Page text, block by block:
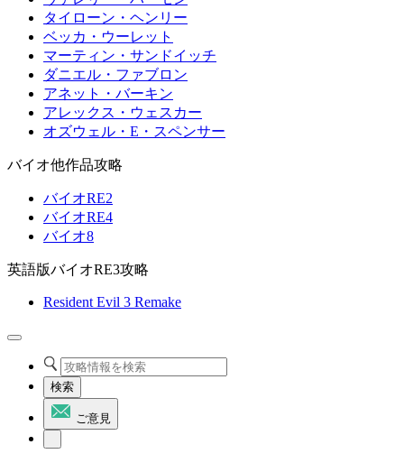
タイローン・ヘンリー
ベッカ・ウーレット
マーティン・サンドイッチ
ダニエル・ファブロン
アネット・バーキン
アレックス・ウェスカー
オズウェル・E・スペンサー
バイオ他作品攻略
バイオRE2
バイオRE4
バイオ8
英語版バイオRE3攻略
Resident Evil 3 Remake
検索
ご意見